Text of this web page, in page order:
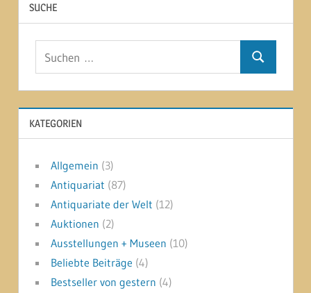
SUCHE
Suchen
KATEGORIEN
Allgemein (3)
Antiquariat (87)
Antiquariate der Welt (12)
Auktionen (2)
Ausstellungen + Museen (10)
Beliebte Beiträge (4)
Bestseller von gestern (4)